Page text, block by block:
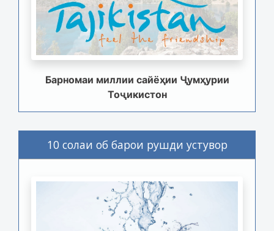
Барномаи миллии сайёҳии Ҷумҳурии
Тоҷикистон
10 солаи об барои рушди устувор